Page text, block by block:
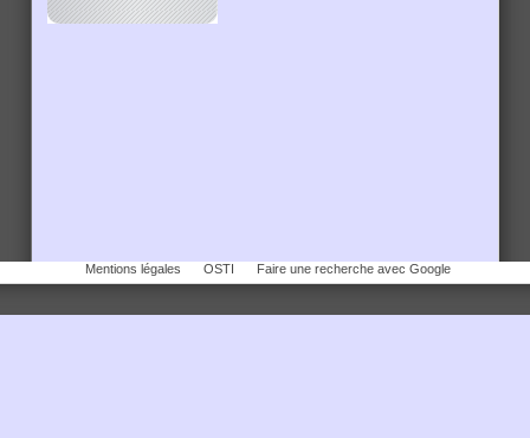
Mentions légales OSTI Faire une recherche avec Google